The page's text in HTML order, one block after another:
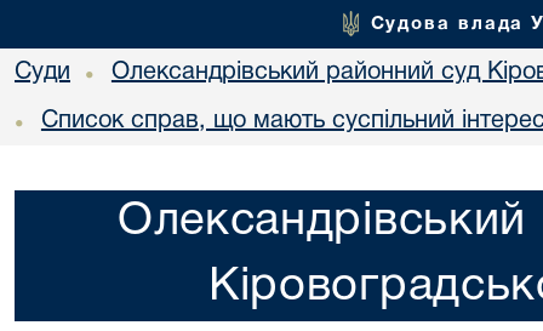
Судова влада
Суди • Олександрівський районний суд
• Список справ, що мають суспільний